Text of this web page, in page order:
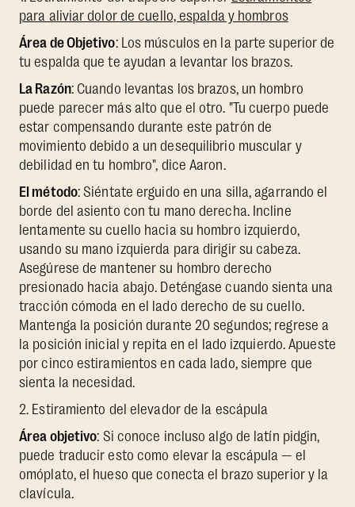
para aliviar dolor de cuello, espalda y hombros
Área de Objetivo: Los músculos en la parte superior de
tu espalda que te ayudan a levantar los brazos.
La Razón: Cuando levantas los brazos, un hombro
puede parecer más alto que el otro. "Tu cuerpo puede
estar compensando durante este patrón de
movimiento debido a un desequilibrio muscular y
debilidad en tu hombro", dice Aaron.
El método: Siéntate erguido en una silla, agarrando el
borde del asiento con tu mano derecha. Incline
lentamente su cuello hacia su hombro izquierdo,
usando su mano izquierda para dirigir su cabeza.
Asegúrese de mantener su hombro derecho
presionado hacia abajo. Deténgase cuando sienta una
tracción cómoda en el lado derecho de su cuello.
Mantenga la posición durante 20 segundos; regrese a
la posición inicial y repita en el lado izquierdo. Apueste
por cinco estiramientos en cada lado, siempre que
sienta la necesidad.
2. Estiramiento del elevador de la escápula
Área objetivo: Si conoce incluso algo de latín pidgin,
puede traducir esto como elevar la escápula — el
omóplato, el hueso que conecta el brazo superior y la
clavícula.